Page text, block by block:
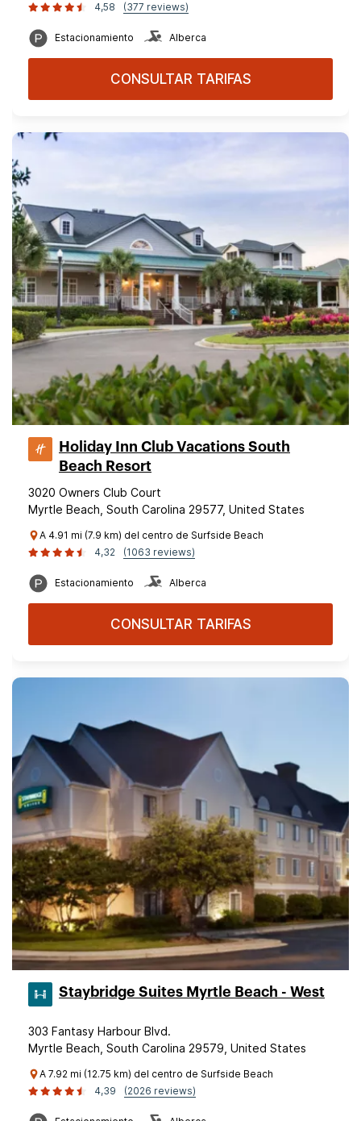
4,58
(377 reviews)
Estacionamiento Alberca
CONSULTAR TARIFAS
Holiday Inn Club Vacations South
Beach Resort
3020 Owners Club Court
Myrtle Beach, South Carolina 29577, United States
A 4.91 mi (7.9 km) del centro de Surfside Beach
4,32
(1063 reviews)
Estacionamiento Alberca
CONSULTAR TARIFAS
Staybridge Suites Myrtle Beach - West
303 Fantasy Harbour Blvd.
Myrtle Beach, South Carolina 29579, United States
A 7.92 mi (12.75 km) del centro de Surfside Beach
4,39
(2026 reviews)